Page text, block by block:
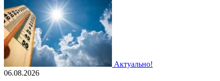
Актуально!
06.08.2026